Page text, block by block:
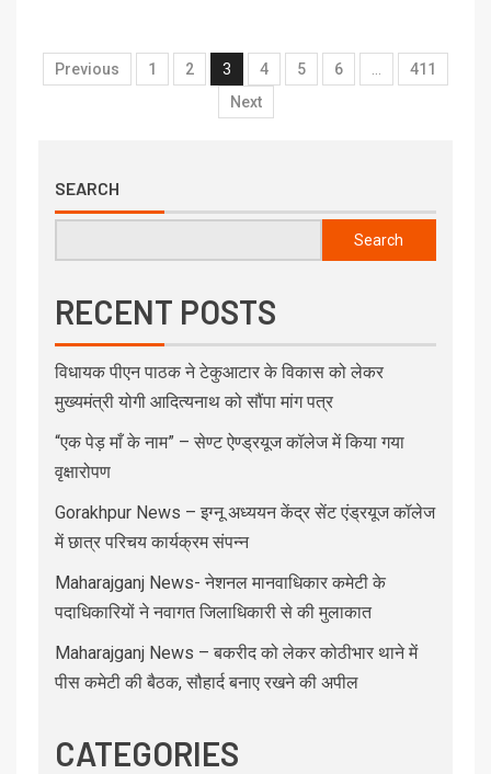
Previous 1 2 3 4 5 6
411
Next
SEARCH
Search
RECENT POSTS
विधायक पीएन पाठक ने टेकुआटार के विकास को लेकर
मुख्यमंत्री योगी आदित्यनाथ को सौंपा मांग पत्र
“एक पेड़ माँ के नाम” – सेण्ट ऐण्ड्रयूज कॉलेज में किया गया
वृक्षारोपण
Gorakhpur News – इग्नू अध्ययन केंद्र सेंट एंड्रयूज कॉलेज
में छात्र परिचय कार्यक्रम संपन्न
Maharajganj News- नेशनल मानवाधिकार कमेटी के
पदाधिकारियों ने नवागत जिलाधिकारी से की मुलाकात
Maharajganj News – बकरीद को लेकर कोठीभार थाने में
पीस कमेटी की बैठक, सौहार्द बनाए रखने की अपील
CATEGORIES